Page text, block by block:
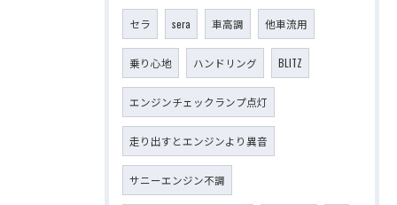
セラ sera 車高調 他車流用
乗り心地 ハンドリング BLITZ
エンジンチェックランプ点灯
走り出すとエンジンより異音
サニーエンジン不調